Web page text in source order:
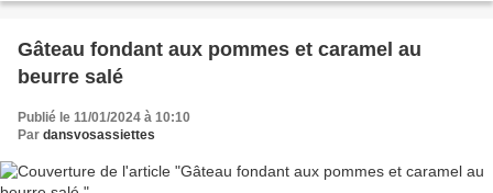
Gâteau fondant aux pommes et caramel au
beurre salé
Publié le 11/01/2024 à 10:10
Par dansvosassiettes